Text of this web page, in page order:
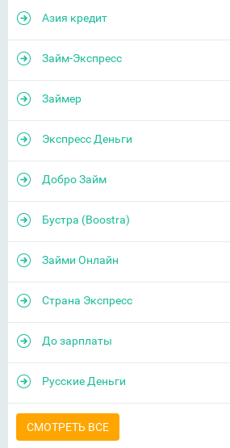
Азия кредит
Займ-Экспресс
Займер
Экспресс Деньги
Добро Займ
Бустра (Boostra)
Займи Онлайн
Страна Экспресс
До зарплаты
Русские Деньги
СМОТРЕТЬ ВСЕ